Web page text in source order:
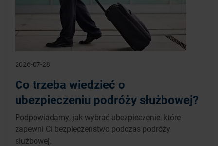
2026-07-28
Co trzeba wiedzieć o
ubezpieczeniu podróży służbowej?
Podpowiadamy, jak wybrać ubezpieczenie, które
zapewni Ci bezpieczeństwo podczas podróży
służbowej.